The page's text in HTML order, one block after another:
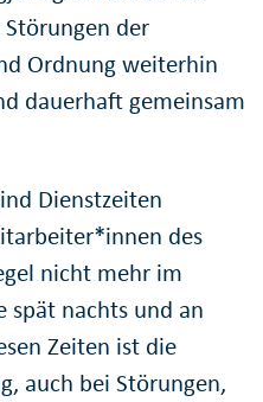
der
Ordnung weiterhin
dauerhaft gemeinsam
Dienstzeiten
des
nicht mehr im
spät nachts und an
Zeiten ist die
auch bei Störungen,